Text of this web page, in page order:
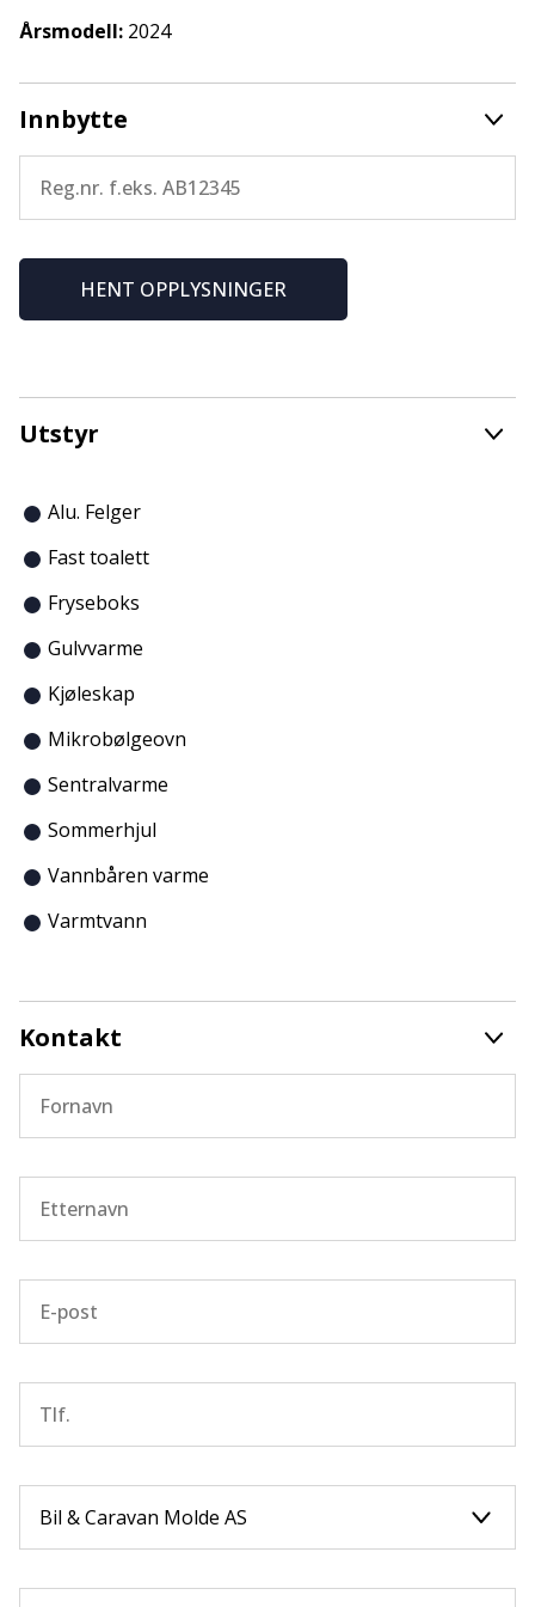
Sunlight for Nordmøre og Romsdal.
Årsmodell: 2024
Innbytte
HENT OPPLYSNINGER
Utstyr
Alu. Felger
Fast toalett
Fryseboks
Gulvvarme
Kjøleskap
Mikrobølgeovn
Sentralvarme
Sommerhjul
Vannbåren varme
Varmtvann
Kontakt